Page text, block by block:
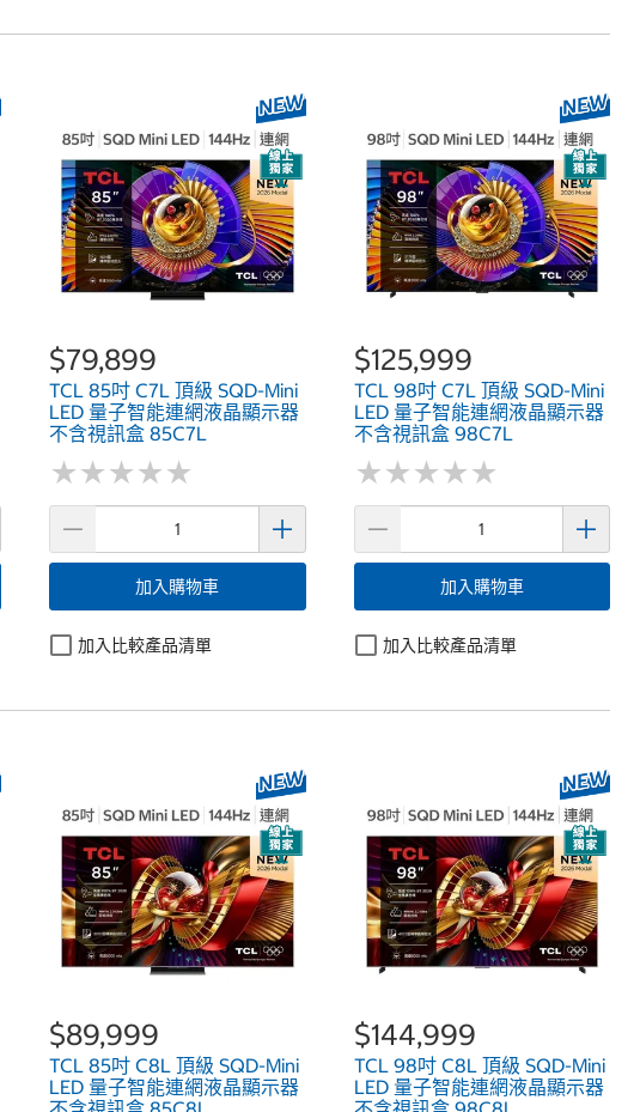
$79,899
TCL 85吋 C7L 頂級 SQD-Mini
LED 量子智能連網液晶顯示器
不含視訊盒 85C7L
★★★★★
★★★★★
加入購物車
加入比較產品清單
$125,999
TCL 98吋 C7L 頂級 SQD-Mini
LED 量子智能連網液晶顯示器
不含視訊盒 98C7L
★★★★★
★★★★★
加入購物車
加入比較產品清單
$89,999
TCL 85吋 C8L 頂級 SQD-Mini
LED 量子智能連網液晶顯示器
$144,999
TCL 98吋 C8L 頂級 SQD-Mini
LED 量子智能連網液晶顯示器